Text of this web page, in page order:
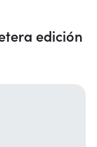
edición